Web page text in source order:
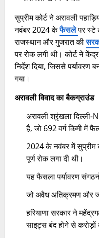
सुप्रीम कोर्ट ने अरावली
नवंबर 2024 केफैसलेपर स्टे
राजस्थान और गुजरात की
पर रोक लगी थी। कोर्ट ने
निर्देश दिया, जिससे
गया।​
अरावली विवाद का बैकग्राउंड
अरावली श्रृंखला दिल्ली-
है, जो 692 वर्ग किमी में
2024 के नवंबर में सुप्रीम
पूर्ण रोक लगा दी थी।
यह फैसला पर्यावरण
जो अवैध अतिक्रमण और
हरियाणा सरकार ने
साइट्स बंद होने से करोड़ों